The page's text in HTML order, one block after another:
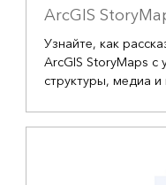
ArcGIS
Узнайте, как
ArcGIS StoryMaps
структуры, медиа